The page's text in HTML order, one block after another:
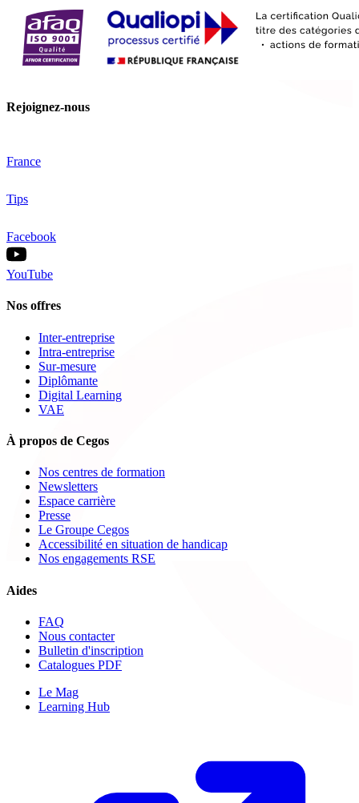
Rejoignez-nous
France
Tips
Facebook
YouTube
Nos offres
Inter-entreprise
Intra-entreprise
Sur-mesure
Diplômante
Digital Learning
VAE
À propos de Cegos
Nos centres de formation
Newsletters
Espace carrière
Presse
Le Groupe Cegos
Accessibilité en situation de handicap
Nos engagements RSE
Aides
FAQ
Nous contacter
Bulletin d'inscription
Catalogues PDF
Le Mag
Learning Hub